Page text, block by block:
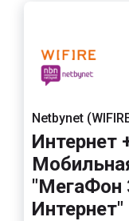
Netbynet
Интернет
"МегаФон
Интернет"